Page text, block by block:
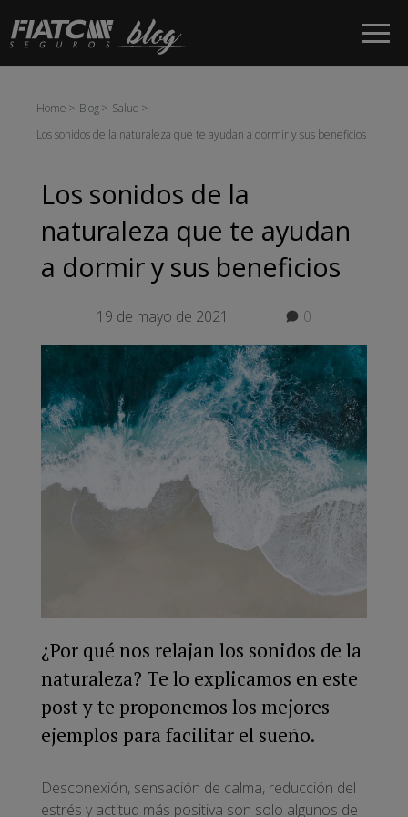
Saltar al contenido principal
Home Blog
Salud
Los sonidos de la naturaleza que te ayudan a dormir y sus beneficios
Los sonidos de la
naturaleza que te ayudan
a dormir y sus beneficios
19 de mayo de 2021 0
¿Por qué nos relajan los sonidos de la
naturaleza? Te lo explicamos en este
post y te proponemos los mejores
ejemplos para facilitar el sueño.
Desconexión, sensación de calma, reducción del
estrés y actitud más positiva son solo algunos de